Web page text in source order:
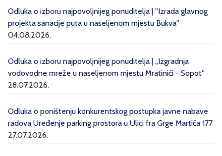
Odluka o izboru najpovoljnijeg ponuditelja | ''Izrada glavnog
projekta sanacije puta u naseljenom mjestu Bukva''
04.08.2026.
Odluka o izboru najpovoljnijeg ponuditelja | „Izgradnja
vodovodne mreže u naseljenom mjestu Mratinići - Sopot“
28.07.2026.
Odluka o poništenju konkurentskog postupka javne nabave
radova Uređenje parking prostora u Ulici fra Grge Martića 177
27.07.2026.